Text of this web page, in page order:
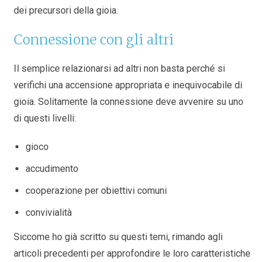
dei precursori della gioia.
Connessione con gli altri
Il semplice relazionarsi ad altri non basta perché si
verifichi una accensione appropriata e inequivocabile di
gioia. Solitamente la connessione deve avvenire su uno
di questi livelli:
gioco
accudimento
cooperazione per obiettivi comuni
convivialità
Siccome ho già scritto su questi temi, rimando agli
articoli precedenti per approfondire le loro caratteristiche